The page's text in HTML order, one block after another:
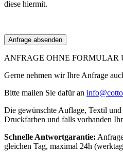
diese hiermit.
ANFRAGE OHNE FORMULAR
Gerne nehmen wir Ihre Anfrage
Bitte mailen Sie dafür an
Die gewünschte Auflage, Textil
Druckfarben und falls vorhanden
Schnelle Antwortgarantie:
gleichen Tag, maximal 24h